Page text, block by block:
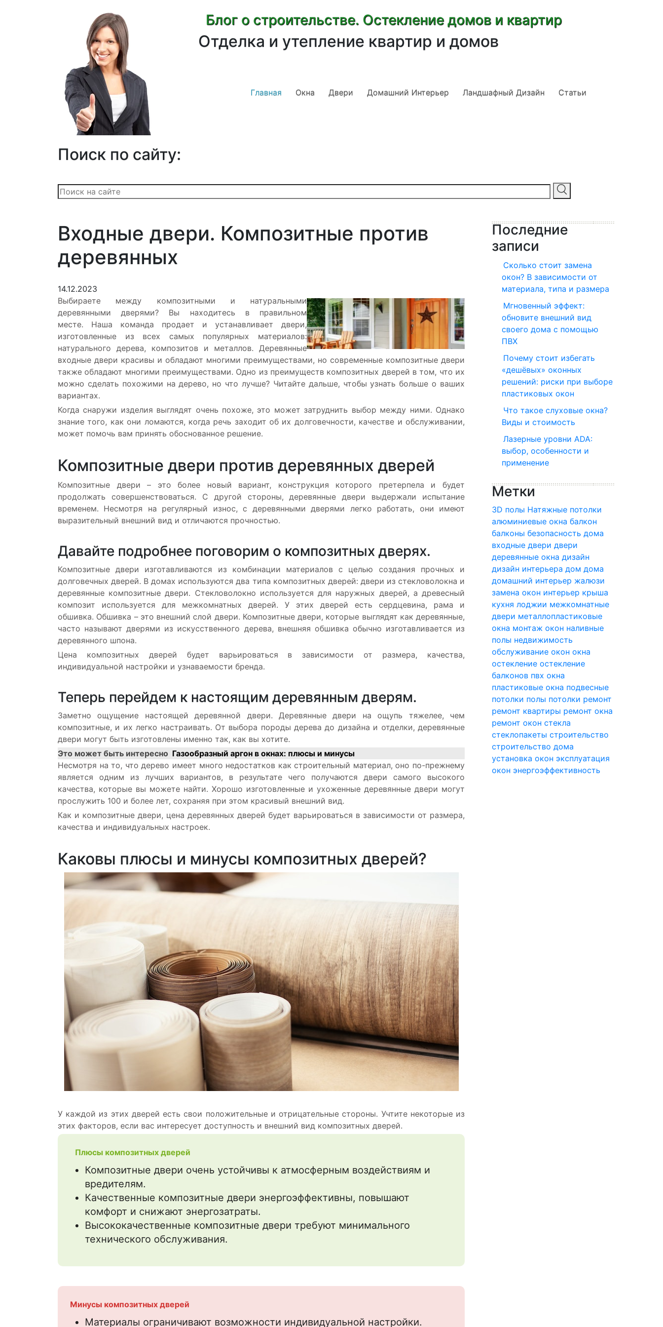
Блог о строительстве. Остекление домов и квартир
Отделка и утепление квартир и домов
Главная Окна Двери Домашний Интерьер Ландшафный Дизайн Статьи
Поиск по сайту:
Входные двери. Композитные против
деревянных
14.12.2023
Выбираете между композитными и натуральными
деревянными дверями? Вы находитесь в правильном
месте. Наша команда продает и устанавливает двери,
изготовленные из всех самых популярных материалов:
натурального дерева, композитов и металлов. Деревянные
входные двери красивы и обладают многими преимуществами, но современные композитные двери
также обладают многими преимуществами. Одно из преимуществ композитных дверей в том, что их
можно сделать похожими на дерево, но что лучше? Читайте дальше, чтобы узнать больше о ваших
вариантах.
Когда снаружи изделия выглядят очень похоже, это может затруднить выбор между ними. Однако
знание того, как они ломаются, когда речь заходит об их долговечности, качестве и обслуживании,
может помочь вам принять обоснованное решение.
Композитные двери против деревянных дверей
Композитные двери – это более новый вариант, конструкция которого претерпела и будет
продолжать совершенствоваться. С другой стороны, деревянные двери выдержали испытание
временем. Несмотря на регулярный износ, с деревянными дверями легко работать, они имеют
выразительный внешний вид и отличаются прочностью.
Давайте подробнее поговорим о композитных дверях.
Композитные двери изготавливаются из комбинации материалов с целью создания прочных и
долговечных дверей. В домах используются два типа композитных дверей: двери из стекловолокна и
деревянные композитные двери. Стекловолокно используется для наружных дверей, а древесный
композит используется для межкомнатных дверей. У этих дверей есть сердцевина, рама и
обшивка. Обшивка – это внешний слой двери. Композитные двери, которые выглядят как деревянные,
часто называют дверями из искусственного дерева, внешняя обшивка обычно изготавливается из
деревянного шпона.
Цена композитных дверей будет варьироваться в зависимости от размера, качества,
индивидуальной настройки и узнаваемости бренда.
Теперь перейдем к настоящим деревянным дверям.
Заметно ощущение настоящей деревянной двери. Деревянные двери на ощупь тяжелее, чем
композитные, и их легко настраивать. От выбора породы дерева до дизайна и отделки, деревянные
двери могут быть изготовлены именно так, как вы хотите.
Это может быть интересно Газообразный аргон в окнах: плюсы и минусы
Несмотря на то, что дерево имеет много недостатков как строительный материал, оно по-прежнему
является одним из лучших вариантов, в результате чего получаются двери самого высокого
качества, которые вы можете найти. Хорошо изготовленные и ухоженные деревянные двери могут
прослужить 100 и более лет, сохраняя при этом красивый внешний вид.
Как и композитные двери, цена деревянных дверей будет варьироваться в зависимости от размера,
качества и индивидуальных настроек.
Каковы плюсы и минусы композитных дверей?
У каждой из этих дверей есть свои положительные и отрицательные стороны. Учтите некоторые из
этих факторов, если вас интересует доступность и внешний вид композитных дверей.
Плюсы композитных дверей
Композитные двери очень устойчивы к атмосферным воздействиям и
вредителям.
Качественные композитные двери энергоэффективны, повышают
комфорт и снижают энергозатраты.
Высококачественные композитные двери требуют минимального
технического обслуживания.
Минусы композитных дверей
Материалы ограничивают возможности индивидуальной настройки.
Последние
записи
Сколько стоит замена
окон? В зависимости от
материала, типа и размера
Мгновенный эффект:
обновите внешний вид
своего дома с помощью
ПВХ
Почему стоит избегать
«дешёвых» оконных
решений: риски при выборе
пластиковых окон
Что такое слуховые окна?
Виды и стоимость
Лазерные уровни ADA:
выбор, особенности и
применение
Метки
3D полы Натяжные потолки
алюминиевые окна балкон
балконы безопасность дома
входные двери двери
деревянные окна дизайн
дизайн интерьера дом дома
домашний интерьер жалюзи
замена окон интерьер крыша
кухня лоджии межкомнатные
двери металлопластиковые
окна монтаж окон наливные
полы недвижимость
обслуживание окон окна
остекление остекление
балконов пвх окна
пластиковые окна подвесные
потолки полы потолки ремонт
ремонт квартиры ремонт окна
ремонт окон стекла
стеклопакеты строительство
строительство дома
установка окон эксплуатация
окон энергоэффективность